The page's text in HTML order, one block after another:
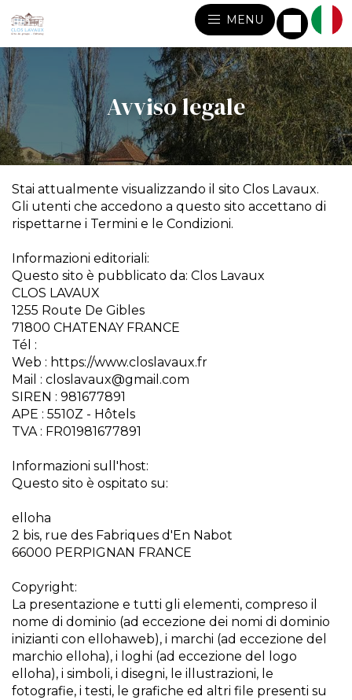
MENU
Avviso legale
Stai attualmente visualizzando il sito Clos Lavaux.
Gli utenti che accedono a questo sito accettano di
rispettarne i Termini e le Condizioni.
Informazioni editoriali:
Questo sito è pubblicato da: Clos Lavaux
CLOS LAVAUX
1255 Route De Gibles
71800 CHATENAY FRANCE
Tél :
Web : https://www.closlavaux.fr
Mail : closlavaux@gmail.com
SIREN : 981677891
APE : 5510Z - Hôtels
TVA : FR01981677891
Informazioni sull'host:
Questo sito è ospitato su:
elloha
2 bis, rue des Fabriques d'En Nabot
66000 PERPIGNAN FRANCE
Copyright:
La presentazione e tutti gli elementi, compreso il
nome di dominio (ad eccezione dei nomi di dominio
inizianti con ellohaweb), i marchi (ad eccezione del
marchio elloha), i loghi (ad eccezione del logo
elloha), i simboli, i disegni, le illustrazioni, le
fotografie, i testi, le grafiche ed altri file presenti su